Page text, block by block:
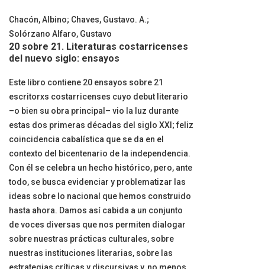
Chacón, Albino; Chaves, Gustavo. A.;
Solórzano Alfaro, Gustavo
20 sobre 21. Literaturas costarricenses
del nuevo siglo: ensayos
Este libro contiene 20 ensayos sobre 21
escritorxs costarricenses cuyo debut literario
–o bien su obra principal– vio la luz durante
estas dos primeras décadas del siglo XXI; feliz
coincidencia cabalística que se da en el
contexto del bicentenario de la independencia.
Con él se celebra un hecho histórico, pero, ante
todo, se busca evidenciar y problematizar las
ideas sobre lo nacional que hemos construido
hasta ahora. Damos así cabida a un conjunto
de voces diversas que nos permiten dialogar
sobre nuestras prácticas culturales, sobre
nuestras instituciones literarias, sobre las